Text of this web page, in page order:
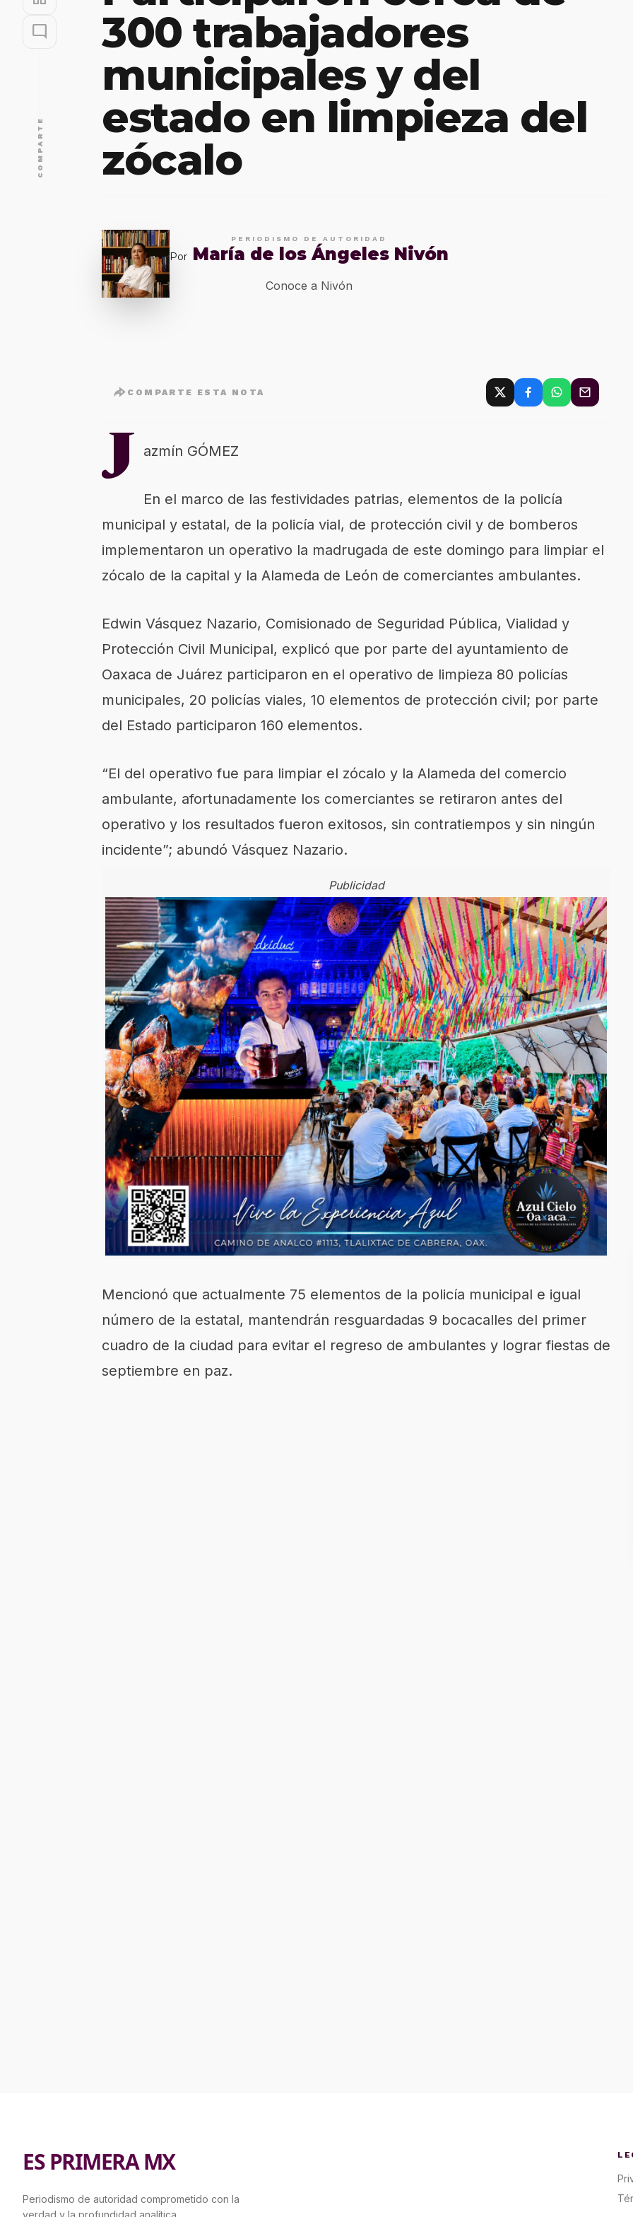
mode_comment
COMPARTE
300 trabajadores
municipales y del
estado en limpieza del
zócalo
PERIODISMO DE AUTORIDAD
Por María de los Ángeles Nivón
Conoce a Nivón
COMPARTE ESTA NOTA
J azmín GÓMEZ
En el marco de las festividades patrias, elementos de la policía
municipal y estatal, de la policía vial, de protección civil y de bomberos
implementaron un operativo la madrugada de este domingo para limpiar el
zócalo de la capital y la Alameda de León de comerciantes ambulantes.
Edwin Vásquez Nazario, Comisionado de Seguridad Pública, Vialidad y
Protección Civil Municipal, explicó que por parte del ayuntamiento de
Oaxaca de Juárez participaron en el operativo de limpieza 80 policías
municipales, 20 policías viales, 10 elementos de protección civil; por parte
del Estado participaron 160 elementos.
“El del operativo fue para limpiar el zócalo y la Alameda del comercio
ambulante, afortunadamente los comerciantes se retiraron antes del
operativo y los resultados fueron exitosos, sin contratiempos y sin ningún
incidente”; abundó Vásquez Nazario.
Publicidad
Mencionó que actualmente 75 elementos de la policía municipal e igual
número de la estatal, mantendrán resguardadas 9 bocacalles del primer
cuadro de la ciudad para evitar el regreso de ambulantes y lograr fiestas de
septiembre en paz.
ES PRIMERA MX
Periodismo de autoridad comprometido con la
verdad y la profundidad analítica.